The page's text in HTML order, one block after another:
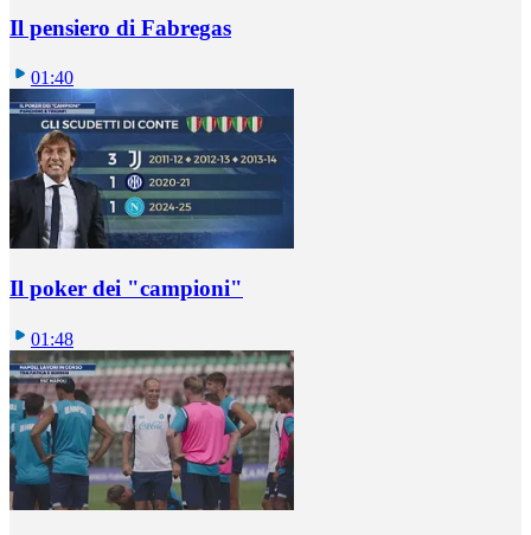
Il pensiero di Fabregas
01:40
Il poker dei "campioni"
01:48